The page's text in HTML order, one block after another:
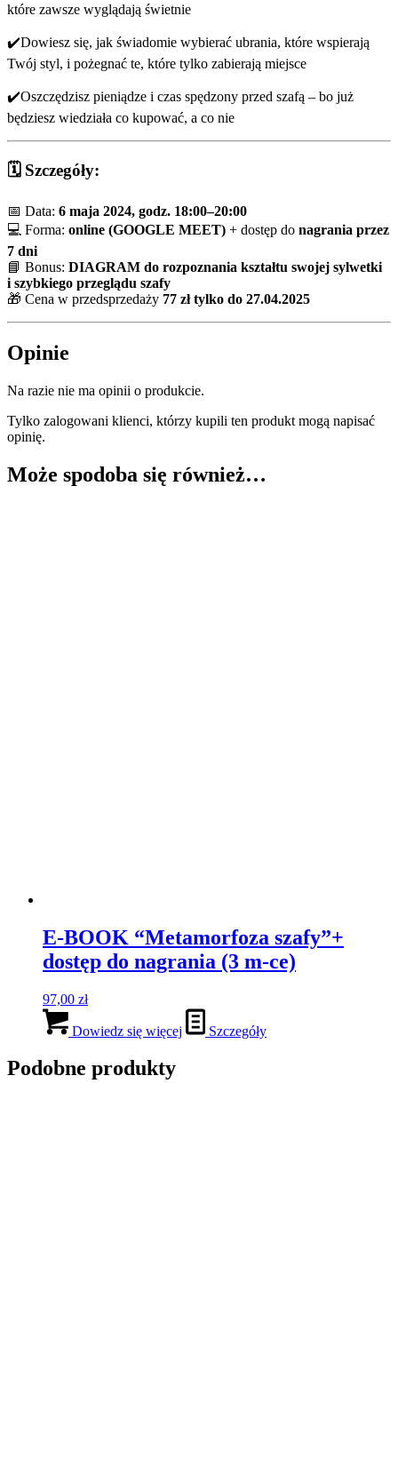
które zawsze wyglądają świetnie
✔️Dowiesz się, jak świadomie wybierać ubrania, które wspierają
Twój styl, i pożegnać te, które tylko zabierają miejsce
✔️Oszczędzisz pieniądze i czas spędzony przed szafą – bo już
będziesz wiedziała co kupować, a co nie
🗓️ Szczegóły:
📅 Data: 6 maja 2024, godz. 18:00–20:00
💻 Forma: online (GOOGLE MEET) + dostęp do nagrania przez
7 dni
📘 Bonus: DIAGRAM do rozpoznania kształtu swojej sylwetki
i szybkiego przeglądu szafy
🎁 Cena w przedsprzedaży 77 zł tylko do 27.04.2025
Opinie
Na razie nie ma opinii o produkcie.
Tylko zalogowani klienci, którzy kupili ten produkt mogą napisać
opinię.
Może spodoba się również…
E-BOOK “Metamorfoza szafy”+
dostęp do nagrania (3 m-ce)
97,00 zł
Dowiedz się więcej Szczegóły
Podobne produkty